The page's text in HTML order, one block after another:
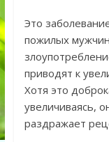
Это
пожилых
приводят к
Хотя это
увеличиваясь,
раздражает